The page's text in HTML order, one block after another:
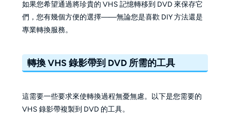
如果您希望通過將珍貴的 VHS 記憶轉移到 DVD 來保存它
們，您有幾個方便的選擇——無論您是喜歡 DIY 方法還是
專業轉換服務。
轉換 VHS 錄影帶到 DVD 所需的工具
這需要一些要求來使轉換過程無憂無慮。以下是您需要的
VHS 錄影帶複製到 DVD 的工具。